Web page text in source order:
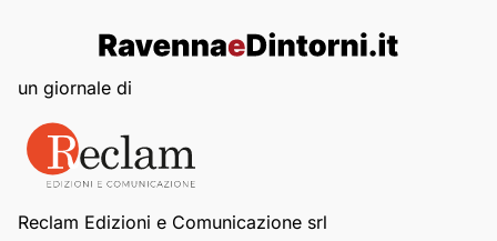
un giornale di
Reclam Edizioni e Comunicazione srl